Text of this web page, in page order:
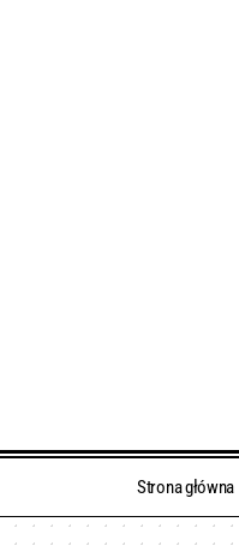
Strona główna